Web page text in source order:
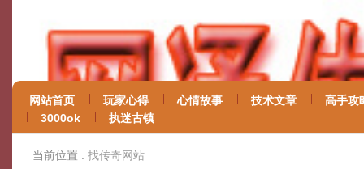
网站首页 玩家心得 心情故事 技术文章
高手攻
3000ok
执迷古镇
当前位置 : 找传奇网站